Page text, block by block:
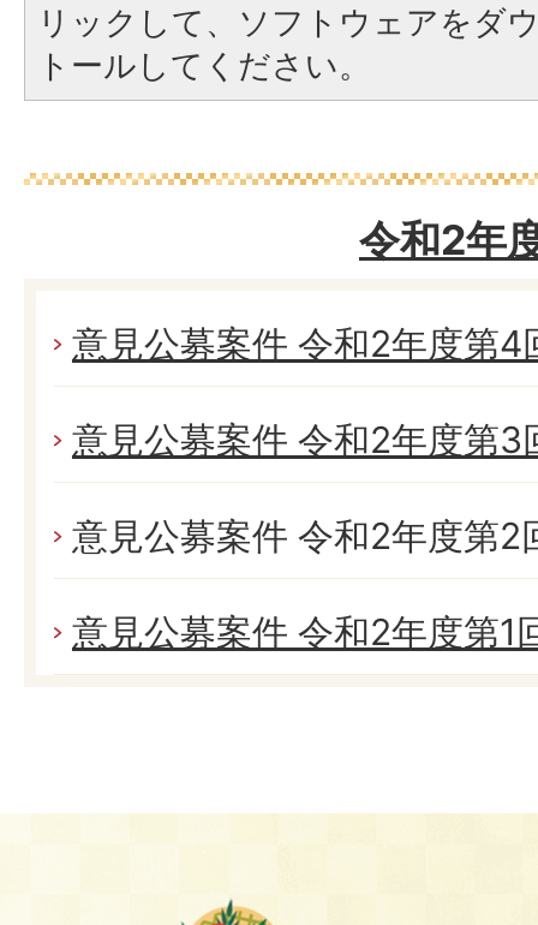
リックして、ソフトウェアをダ
トールしてください。
令和2年
意見公募案件 令和2年度第
意見公募案件 令和2年度第
意見公募案件 令和2年度第
意見公募案件 令和2年度第1